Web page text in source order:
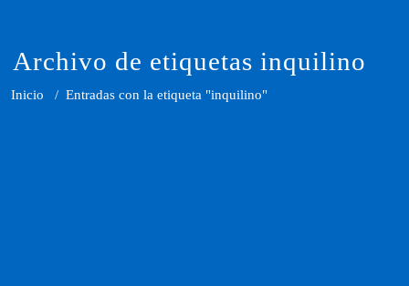
contenido
Archivo de etiquetas inquilino
Inicio / Entradas con la etiqueta "inquilino"